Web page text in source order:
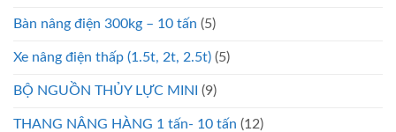
Bàn nâng điện 300kg – 10 tấn (5)
Xe nâng điện thấp (1.5t, 2t, 2.5t) (5)
BỘ NGUỒN THỦY LỰC MINI (9)
THANG NÂNG HÀNG 1 tấn- 10 tấn (12)